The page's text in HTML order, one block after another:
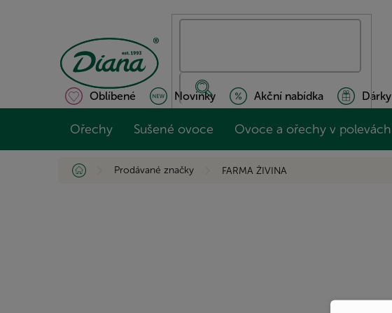
Oblíbené Novinky Akční nabídka Dárky
Ořechy Sušené ovoce Ovoce a ořechy v polevách
Domů Prodávané značky FARMA ŽIVINA